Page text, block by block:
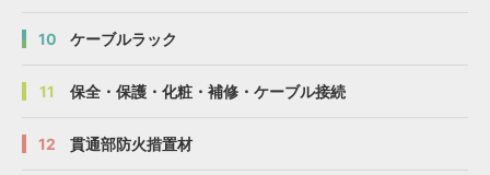
10 ケーブルラック
11 保全・保護・化粧・補修・ケーブル接続
12 貫通部防火措置材